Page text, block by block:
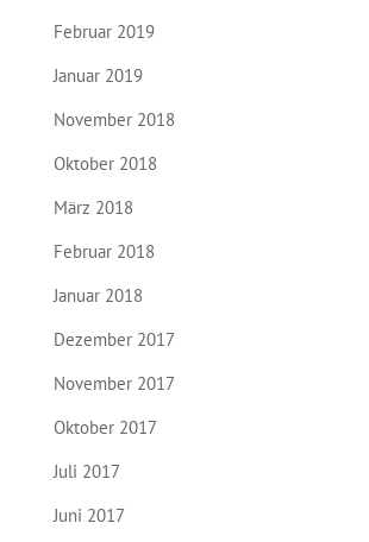
Februar 2019
Januar 2019
November 2018
Oktober 2018
März 2018
Februar 2018
Januar 2018
Dezember 2017
November 2017
Oktober 2017
Juli 2017
Juni 2017